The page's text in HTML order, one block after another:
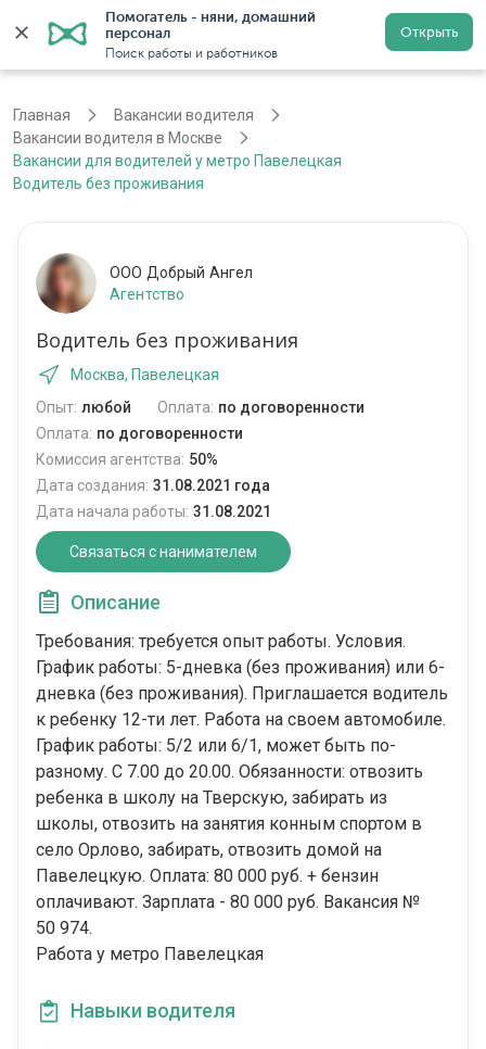
Помогатель - няни, домашний
персонал
Поиск работы и работников
Открыть
Регистрация
Главная
Вакансии водителя
Вакансии водителя в Москве
Вакансии для водителей у метро Павелецкая
Водитель без проживания
ООО Добрый Ангел
Агентство
Водитель без проживания
Москва, Павелецкая
Опыт: любой Оплата: по договоренности
Оплата: по договоренности
Комиссия агентства: 50%
Дата создания: 31.08.2021 года
Дата начала работы: 31.08.2021
Связаться с нанимателем
Описание
Требования: требуется опыт работы. Условия.
График работы: 5-дневка (без проживания) или 6-
дневка (без проживания). Приглашается водитель
к ребенку 12-ти лет. Работа на своем автомобиле.
График работы: 5/2 или 6/1, может быть по-
разному. С 7.00 до 20.00. Обязанности: отвозить
ребенка в школу на Тверскую, забирать из
школы, отвозить на занятия конным спортом в
село Орлово, забирать, отвозить домой на
Павелецкую. Оплата: 80 000 руб. + бензин
оплачивают. Зарплата - 80 000 руб. Вакансия №
50 974.
Работа у метро Павелецкая
Навыки водителя